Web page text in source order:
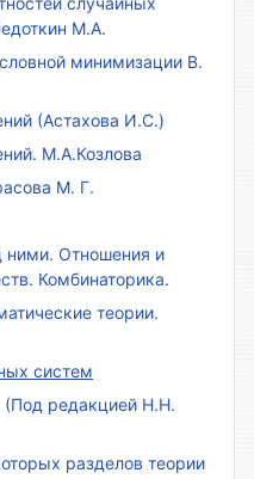
М.А.
минимизации В.
(Астахова И.С.)
М.А.Козлова
М. Г.
ними. Отношения и
Комбинаторика.
теории.
систем
(Под редакцией Н.Н.
разделов теории